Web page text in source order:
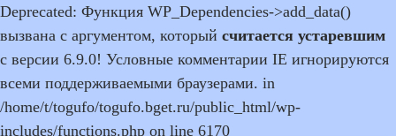
Deprecated: Функция WP_Dependencies->add_data()
вызвана с аргументом, который считается устаревшим
с версии 6.9.0! Условные комментарии IE игнорируются
всеми поддерживаемыми браузерами. in
/home/t/togufo/togufo.bget.ru/public_html/wp-
includes/functions.php on line 6170